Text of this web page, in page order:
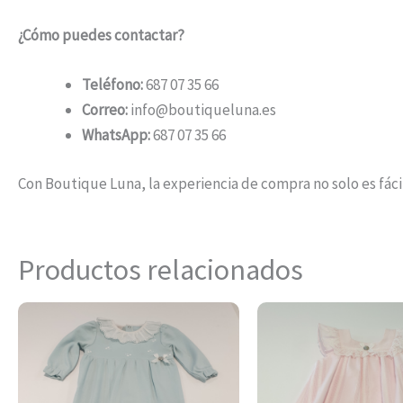
¿Cómo puedes contactar?
Teléfono:687 07 35 66
Correo:info@boutiqueluna.es
WhatsApp:687 07 35 66
Con Boutique Luna, la experiencia de compra no solo es
Productos relacionados
Este